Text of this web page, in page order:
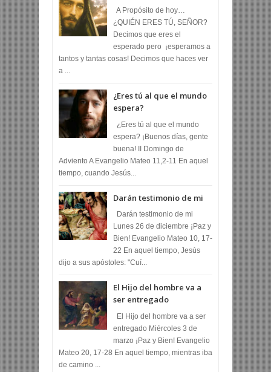
A Propósito de hoy…
¿QUIÉN ERES TÚ, SEÑOR?
Decimos que eres el
esperado pero ¡esperamos a
tantos y tantas cosas! Decimos que haces ver
a ...
¿Eres tú al que el mundo
espera?
¿Eres tú al que el mundo
espera? ¡Buenos días, gente
buena! II Domingo de
Adviento A Evangelio Mateo 11,2-11 En aquel
tiempo, cuando Jesús...
Darán testimonio de mi
Darán testimonio de mi
Lunes 26 de diciembre ¡Paz y
Bien! Evangelio Mateo 10, 17-
22 En aquel tiempo, Jesús
dijo a sus apóstoles: "Cuí...
El Hijo del hombre va a
ser entregado
El Hijo del hombre va a ser
entregado Miércoles 3 de
marzo ¡Paz y Bien! Evangelio
Mateo 20, 17-28 En aquel tiempo, mientras iba
de camino ...